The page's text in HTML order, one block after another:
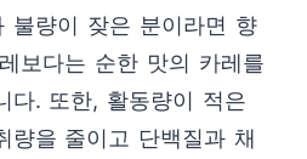
불량이 잦은 분이라면 향
보다는 순한 맛의 카레를
다. 또한, 활동량이 적은
량을 줄이고 단백질과 채